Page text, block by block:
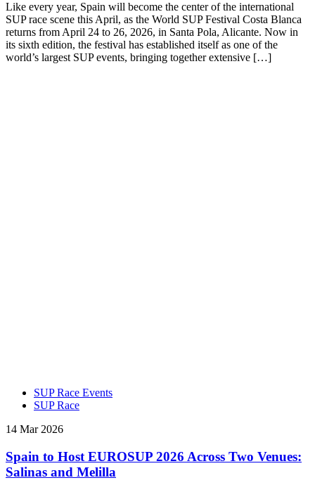
Like every year, Spain will become the center of the international
SUP race scene this April, as the World SUP Festival Costa Blanca
returns from April 24 to 26, 2026, in Santa Pola, Alicante. Now in
its sixth edition, the festival has established itself as one of the
world’s largest SUP events, bringing together extensive […]
SUP Race Events
SUP Race
14 Mar 2026
Spain to Host EUROSUP 2026 Across Two Venues:
Salinas and Melilla